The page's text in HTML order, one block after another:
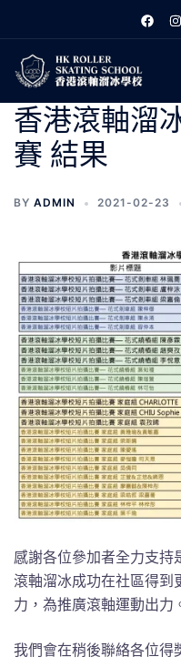
至
內香港滾軸溜
賽 結果
BY ADMIN 2021-02-23
感謝各位參加者全力支持
滾軸溜冰成功在社區得到
力，為推廣滾軸運動出力
我們會在稍後聯絡各位得